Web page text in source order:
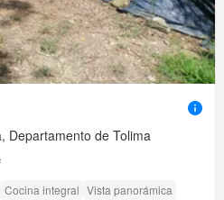
Departamento de Tolima
Cocina integral Vista panorámica